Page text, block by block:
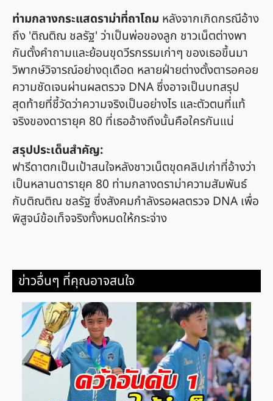
ท่ามกลางกระแสดราม่าที่ถาโถม หลังจากเกิดกรณีอ้าง
ถึง 'ติณติณ ชลรัฐ' ว่าเป็นพ่อของลูก ชาวเน็ตต่างพา
กันตั้งคำถามและย้อนขุดวีรกรรมเก่าๆ ของเธอขึ้นมา
วิพากษ์วิจารณ์อย่างดุเดือด หลายฝ่ายต่างตั้งตารอคอย
ความชัดเจนผ่านผลตรวจ DNA ซึ่งอาจเป็นบทสรุป
สุดท้ายที่ชี้วัดว่าความจริงเป็นอย่างไร และตัวตนที่แท้
จริงของดารายุค 80 ที่เธออ้างถึงนั้นคือใครกันแน่
สรุปประเด็นสำคัญ:
ฟารีดาตกเป็นเป้าสนใจหลังชาวเน็ตขุดคลิปเก่าที่อ้างว่า
เป็นหลานดารายุค 80 ท่ามกลางดราม่าความสัมพันธ์
กับติณติณ ชลรัฐ ซึ่งสังคมกำลังรอผลตรวจ DNA เพื่อ
พิสูจน์ข้อเท็จจริงทั้งหมดให้กระจ่าง
ข่าวอื่นๆ ที่คุณอาจสนใจ